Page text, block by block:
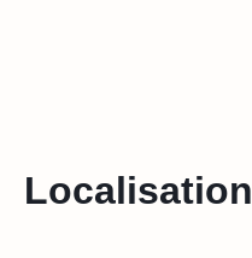
Localisation